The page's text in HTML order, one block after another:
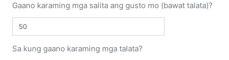
Gaano karaming mga salita ang gusto mo (bawat talata)?
Sa kung gaano karaming mga talata?